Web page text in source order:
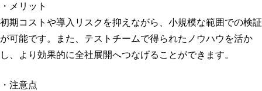
・メリット
初期コストや導入リスクを抑えながら、小規模な範囲での検証
が可能です。また、テストチームで得られたノウハウを活か
し、より効果的に全社展開へつなげることができます。
・注意点